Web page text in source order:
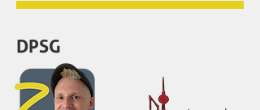
DPSG